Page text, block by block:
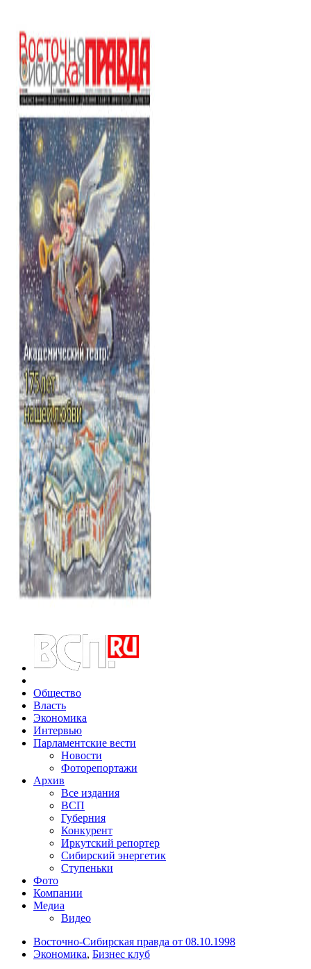
Общество
Власть
Экономика
Интервью
Парламентские вести
Новости
Фоторепортажи
Архив
Все издания
ВСП
Губерния
Конкурент
Иркутский репортер
Сибирский энергетик
Ступеньки
Фото
Компании
Медиа
Видео
Восточно-Сибирская правда от 08.10.1998
Экономика, Бизнес клуб